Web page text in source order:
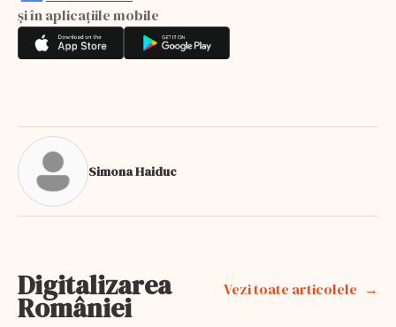
și în aplicațiile mobile
Simona Haiduc
Digitalizarea
României
Vezi toate articolele